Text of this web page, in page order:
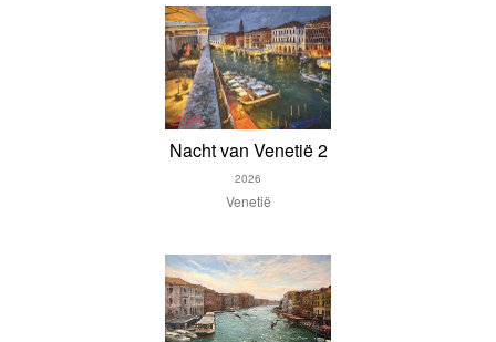
Nacht van Venetië 2
2026
Venetië